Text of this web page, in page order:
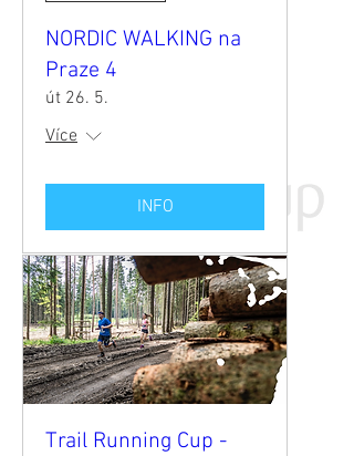
NORDIC WALKING na
Praze 4
út 26. 5.
Více
INFO
Trail Running Cup -